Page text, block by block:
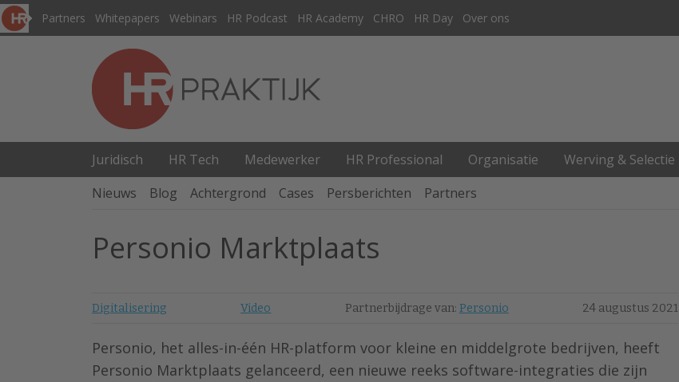
Partners Whitepapers Webinars HR Podcast HR Academy CHRO HR Day Over ons
Juridisch HR Tech Medewerker HR Professional Organisatie Werving & Selectie
Nieuws
Blog Achtergrond Cases Persberichten Partners
Personio Marktplaats
Digitalisering Video Partnerbijdrage van: Personio 24 augustus 2021
Personio, het alles-in-één HR-platform voor kleine en middelgrote bedrijven, heeft
Personio Marktplaats gelanceerd, een nieuwe reeks software-integraties die zijn